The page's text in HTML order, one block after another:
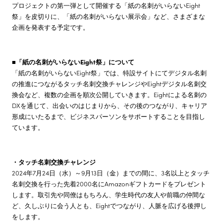
プロジェクトの第一弾として開催する「紙の名刺がいらないEight
祭」を皮切りに、「紙の名刺がいらない展示会」など、さまざまな
企画を発表する予定です。
■「紙の名刺がいらないEight祭」について
「紙の名刺がいらないEight祭」では、特設サイトにてデジタル名刺
の推進につながるタッチ名刺交換チャレンジやEightデジタル名刺交
換会など、複数の企画を順次公開していきます。Eightによる名刺の
DXを通じて、出会いのはじまりから、その後のつながり、キャリア
形成にいたるまで、ビジネスパーソンをサポートすることを目指し
ています。
・タッチ名刺交換チャレンジ
2024年7月24日（水）～9月13日（金）までの間に、3名以上とタッチ
名刺交換を行った先着2000名にAmazonギフトカードをプレゼント
します。取引先や同僚はもちろん、学生時代の友人や前職の仲間な
ど、久しぶりに会う人とも、Eightでつながり、人脈を広げる後押し
をします。